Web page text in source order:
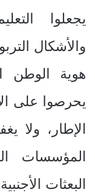
يجعلوا
والأشكال
هوية الوطن
يحرصوا على
الإطار، ولا
المؤسسات
البعثات